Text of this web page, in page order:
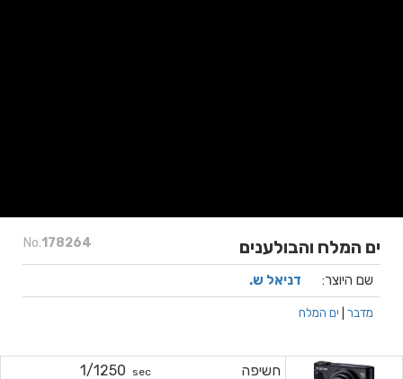
No.178264 ים המלח והבולענים
שם היוצר: דניאל ש.
מדבר ים המלח
חשיפה sec
1/1250